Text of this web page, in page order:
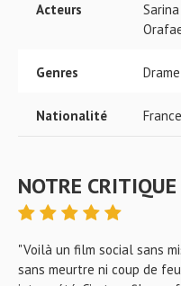
Acteurs
Genres
Nationalité France
NOTRE CRITIQUE
"Voilà un film social sans
sans meurtre ni coup de